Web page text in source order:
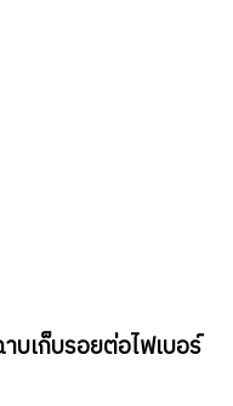
บเก็บรอยต่อไฟเบอร์